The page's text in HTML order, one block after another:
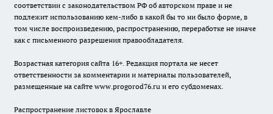
соответствии с законодательством РФ об авторском праве и не
подлежит использованию кем-либо в какой бы то ни было форме, в
том числе воспроизведению, распространению, переработке не иначе
как с письменного разрешения правообладателя.
Возрастная категория сайта 16+. Редакция портала не несет
ответственности за комментарии и материалы пользователей,
размещенные на сайте www.progorod76.ru и его субдоменах.
Распространение листовок в Ярославле